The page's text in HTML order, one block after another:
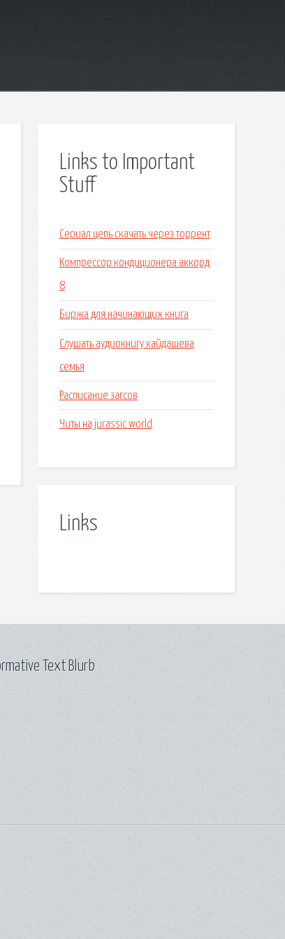
Links to Important
Stuff
Сериал цепь скачать через торрент
Компрессор кондиционера аккорд
8
Биржа для начинающих книга
Слушать аудиокнигу кайдашева
семья
Расписание загсов
Читы на jurassic world
Links
Text Blurb